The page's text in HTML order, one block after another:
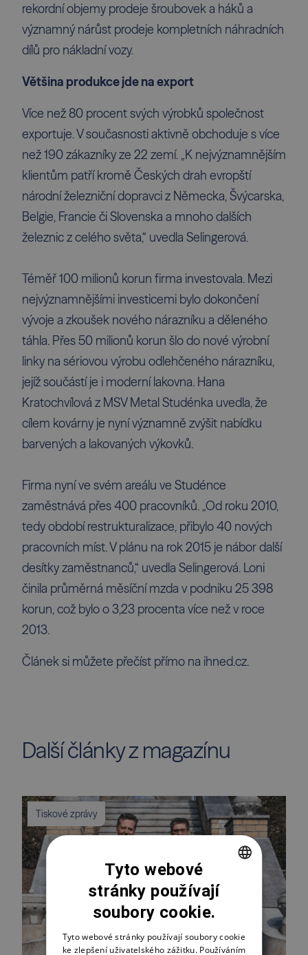
rekordní objemy prodeje šroubovek a háků a
významný nárůst prodeje kompletních náhradních
dílů pro nákladní vozy.
Většina produkce jde na export
Více než 80 procent svých výrobků společnost
exportuje. V současnosti aktivně obchoduje s více
než 190 zákazníky ze 22 zemí. „K nejvýznamnějším
klientům patří kromě Českých drah evropští
národní železniční dopravci z Německa, Švýcarska,
Belgie, Francie či Slovenska a mnoho dalších
železnic z celého světa,“ uvedla Selingerová.
Téměř 100 milionů korun firma investovala. Mezi
nejvýznamnějšími investicemi bylo dokončení
vývoje a zkoušek nového nárazníku a děleného
táhla. Přes 50 milionů korun šlo do nové výrobní
linky na sériovou výrobu odlehčeného nárazníku,
jejíž součástí je i moderní lakovna. Hana
Kratochvílová z MSV Metal Studénka uvedla, že
cílem kovárny je nyní významně zvýšit nabídku
barvených a lakovaných výkovků.
Firma nyní ve svém areálu ve Studénce
zaměstnává přes 400 pracovníků. „Od roku 2010,
tedy období restrukturalizace, přibylo 40 nových
pracovních míst. V plánu na rok 2015 je nábor další
desítky zaměstnanců,“ uvedla Selingerová. Loni
činila průměrná měsíční mzda v podniku 25 398
korun, což bylo o 3,23 procenta více než v roce
2013.
Článek si můžete přečíst přímo na ihned.cz.
Další články z magazínu
Tiskové zprávy
CZECH
ENGLISH
POLSKI
Tyto webové
stránky používají
soubory cookie.
Tyto webové stránky používají soubory cookie
ke zlepšení uživatelského zážitku. Používáním